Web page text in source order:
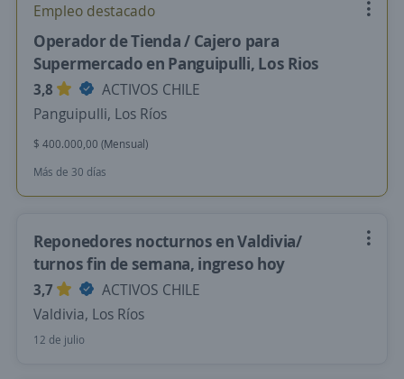
Empleo destacado
Operador de Tienda / Cajero para
Supermercado en Panguipulli, Los Rios
3,8
ACTIVOS CHILE
Panguipulli, Los Ríos
$ 400.000,00 (Mensual)
Más de 30 días
Reponedores nocturnos en Valdivia/
turnos fin de semana, ingreso hoy
3,7
ACTIVOS CHILE
Valdivia, Los Ríos
12 de julio